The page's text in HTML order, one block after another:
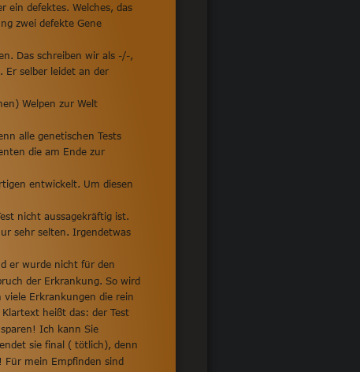
ein defektes. Welches, das
zwei defekte Gene
Das schreiben wir als -/-,
Er selber leidet an der
Welpen zur Welt
alle genetischen Tests
die am Ende zur
entwickelt. Um diesen
nicht aussagekräftig ist.
sehr selten. Irgendetwas
er wurde nicht für den
der Erkrankung. So wird
Erkrankungen die rein
heißt das: der Test
Ich kann Sie
sie final ( tötlich), denn
mein Empfinden sind